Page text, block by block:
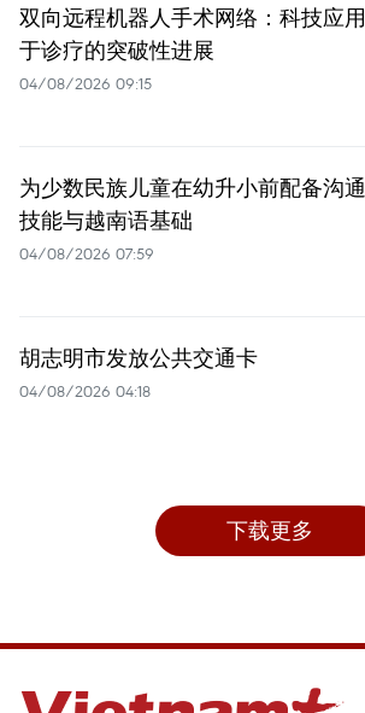
双向远程机器人手术网络：科技应用
于诊疗的突破性进展
04/08/2026 09:15
为少数民族儿童在幼升小前配备沟通
技能与越南语基础
04/08/2026 07:59
胡志明市发放公共交通卡
04/08/2026 04:18
下载更多